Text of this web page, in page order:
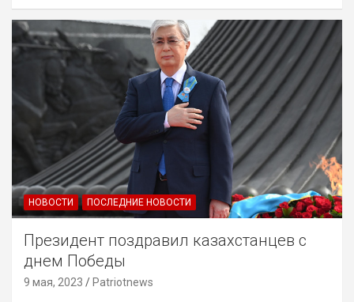
НОВОСТИ ПОСЛЕДНИЕ НОВОСТИ
Президент поздравил казахстанцев с
днем Победы
9 мая, 2023 Patriotnews